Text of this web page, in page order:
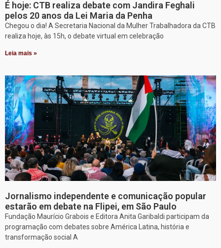
É hoje: CTB realiza debate com Jandira Feghali
pelos 20 anos da Lei Maria da Penha
Chegou o dia! A Secretaria Nacional da Mulher Trabalhadora da CTB
realiza hoje, às 15h, o debate virtual em celebração
Leia mais »
Jornalismo independente e comunicação popular
estarão em debate na Flipei, em São Paulo
Fundação Maurício Grabois e Editora Anita Garibaldi participam da
programação com debates sobre América Latina, história e
transformação social A